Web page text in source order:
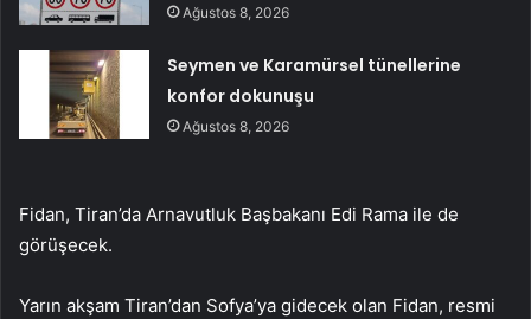
Ağustos 8, 2026
Seymen ve Karamürsel tünellerine
konfor dokunuşu
Ağustos 8, 2026
Fidan, Tiran’da Arnavutluk Başbakanı Edi Rama ile de
görüşecek.
Yarın akşam Tiran’dan Sofya’ya gidecek olan Fidan, resmi